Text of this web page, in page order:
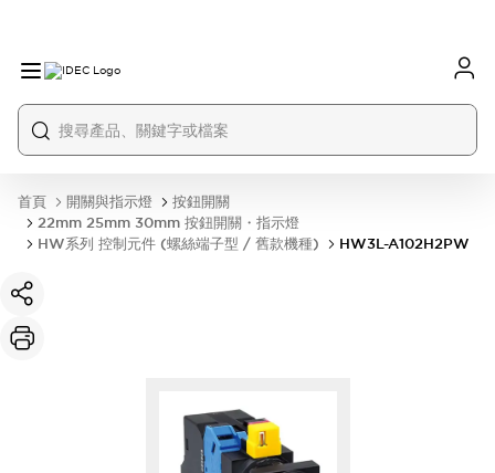
首頁 開關與指示燈
按鈕開關
22mm 25mm 30mm 按鈕開關・指示燈
HW系列 控制元件 (螺絲端子型 / 舊款機種)
HW3L-A102H2PW